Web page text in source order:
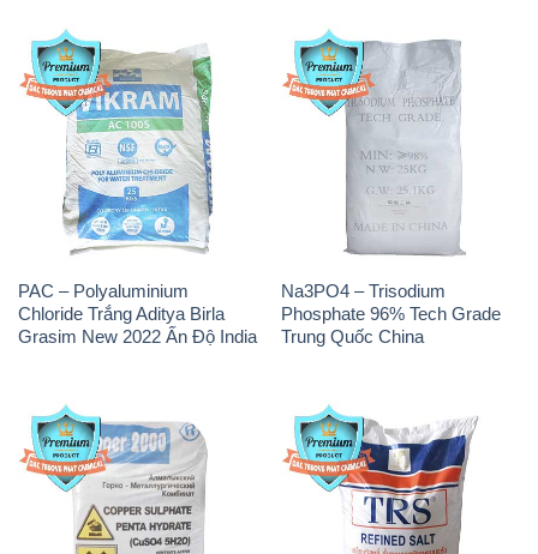
PAC – Polyaluminium
Chloride Trắng Aditya Birla
Grasim New 2022 Ấn Độ India
Na3PO4 – Trisodium
Phosphate 96% Tech Grade
Trung Quốc China